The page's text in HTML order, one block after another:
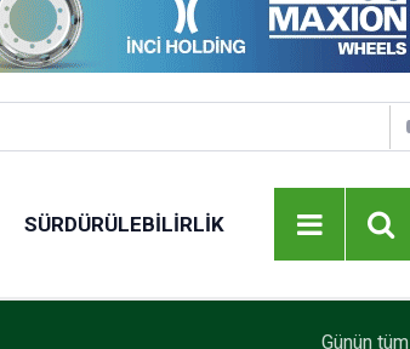
SÜRDÜRÜLEBILIRLIK
Günün tüm